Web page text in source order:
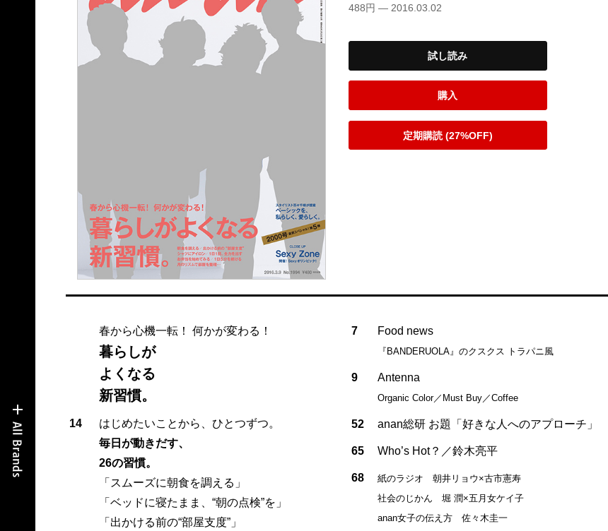
488円 — 2016.03.02
試し読み
購入
定期購読 (27%OFF)
春から心機一転！ 何かが変わる！
暮らしが
よくなる
新習慣。
14
はじめたいことから、ひとつずつ。
毎日が動きだす、
26の習慣。
「スムーズに朝食を調える」
「ベッドに寝たまま、“朝の点検”を」
「出かける前の“部屋支度”」
7 Food news
『BANDERUOLA』のクスクス トラパニ風
9 Antenna
Organic Color／Must Buy／Coffee
52 anan総研 お題「好きな人へのアプローチ」
65 Who’s Hot？／鈴木亮平
68
紙のラジオ 朝井リョウ×古市憲寿
社会のじかん 堀 潤×五月女ケイ子
anan女子の伝え方 佐々木圭一